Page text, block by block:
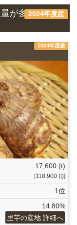
2024年度産
が多い『いも
2024年度産
17,600 (t)
[118,900 (t)]
1位
14.80%
里芋の産地 詳細へ